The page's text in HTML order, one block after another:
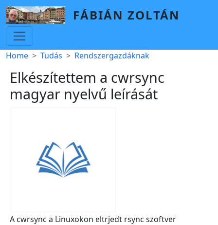
Skip to main content
FÁBIÁN ZOLTÁN
Breadcrumb
Home Tudás Rendszergazdáknak
Elkészítettem a cwrsync
magyar nyelvű leírását
A cwrsync a Linuxokon eltrjedt rsync szoftver